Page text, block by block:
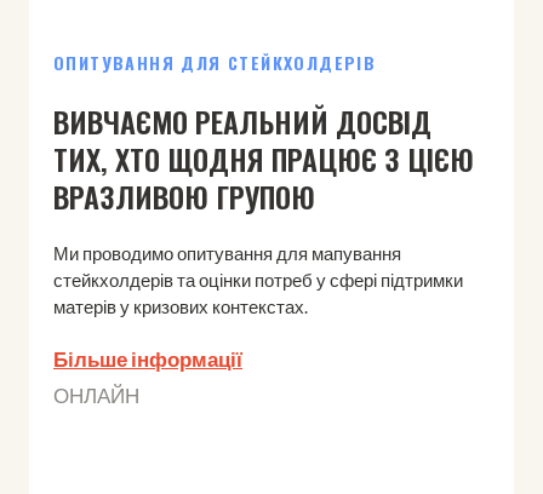
ОПИТУВАННЯ ДЛЯ СТЕЙКХОЛДЕРІВ
ВИВЧАЄМО РЕАЛЬНИЙ ДОСВІД
ТИХ, ХТО ЩОДНЯ ПРАЦЮЄ З ЦІЄЮ
ВРАЗЛИВОЮ ГРУПОЮ
Ми проводимо опитування для мапування
стейкхолдерів та оцінки потреб у сфері підтримки
матерів у кризових контекстах.
Більше інформації
ОНЛАЙН